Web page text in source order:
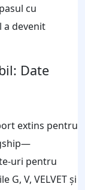
cu
a devenit
Date
extins pentru
uri pentru
G, V, VELVET și